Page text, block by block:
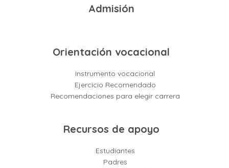
Admisión
Orientación vocacional
Instrumento vocacional
Ejercicio Recomendado
Recomendaciones para elegir carrera
Recursos de apoyo
Estudiantes
Padres